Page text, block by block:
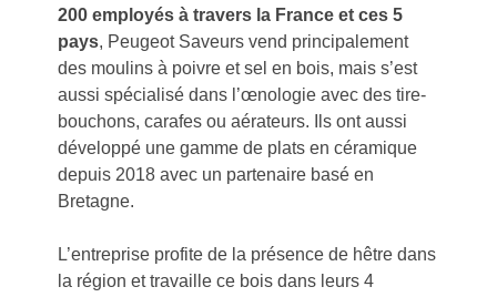
200 employés à travers la France et ces 5
pays, Peugeot Saveurs vend principalement
des moulins à poivre et sel en bois, mais s’est
aussi spécialisé dans l’œnologie avec des tire-
bouchons, carafes ou aérateurs. Ils ont aussi
développé une gamme de plats en céramique
depuis 2018 avec un partenaire basé en
Bretagne.
L’entreprise profite de la présence de hêtre dans
la région et travaille ce bois dans leurs 4